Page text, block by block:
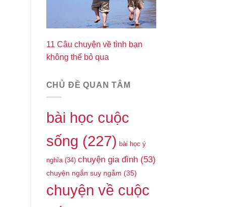
11 Câu chuyện về tình bạn
không thể bỏ qua
CHỦ ĐỀ QUAN TÂM
bài học cuộc
sống (227) bài học ý
nghĩa(34) chuyện gia đình(53)
chuyện ngắn suy ngẫm (35)
chuyện về cuộc